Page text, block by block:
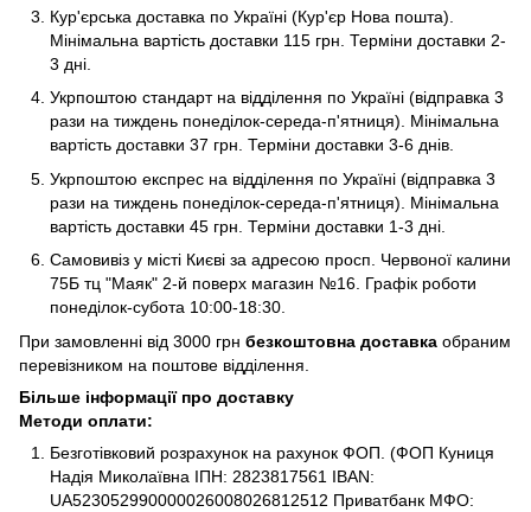
Кур'єрська доставка по Україні (Кур'єр Нова пошта).
Мінімальна вартість доставки 115 грн. Терміни доставки 2-
3 дні.
Укрпоштою стандарт на відділення по Україні (відправка 3
рази на тиждень понеділок-середа-п'ятниця). Мінімальна
вартість доставки 37 грн. Терміни доставки 3-6 днів.
Укрпоштою експрес на відділення по Україні (відправка 3
рази на тиждень понеділок-середа-п'ятниця). Мінімальна
вартість доставки 45 грн. Терміни доставки 1-3 дні.
Самовивіз у місті Києві за адресою просп. Червоної калини
75Б тц "Маяк" 2-й поверх магазин №16. Графік роботи
понеділок-субота 10:00-18:30.
При замовленні від 3000 грн безкоштовна доставка обраним
перевізником на поштове відділення.
Більше інформації про доставку
Методи оплати:
Безготівковий розрахунок на рахунок ФОП. (ФОП Куниця
Надія Миколаївна ІПН: 2823817561 IBAN:
UA523052990000026008026812512 Приватбанк МФО: